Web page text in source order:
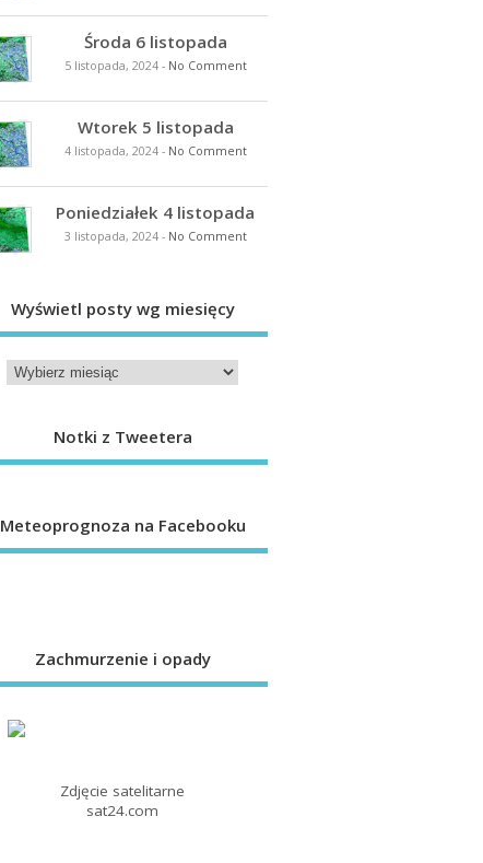
Środa 6 listopada
5 listopada, 2024- No Comment
Wtorek 5 listopada
4 listopada, 2024- No Comment
Poniedziałek 4 listopada
3 listopada, 2024- No Comment
Wyświetl posty wg miesięcy
Notki z Tweetera
Meteoprognoza na Facebooku
Zachmurzenie i opady
Zdjęcie satelitarne
sat24.com